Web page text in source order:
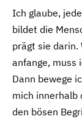
Ich glaube,
bildet die
prägt sie darin.
anfange, muss
Dann bewege
mich innerhalb
den bösen